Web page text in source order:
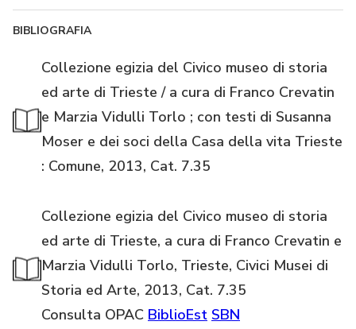
BIBLIOGRAFIA
Collezione egizia del Civico museo di storia
ed arte di Trieste / a cura di Franco Crevatin
e Marzia Vidulli Torlo ; con testi di Susanna
Moser e dei soci della Casa della vita Trieste
: Comune, 2013, Cat. 7.35
Collezione egizia del Civico museo di storia
ed arte di Trieste, a cura di Franco Crevatin e
Marzia Vidulli Torlo, Trieste, Civici Musei di
Storia ed Arte, 2013, Cat. 7.35
Consulta OPAC BiblioEst SBN